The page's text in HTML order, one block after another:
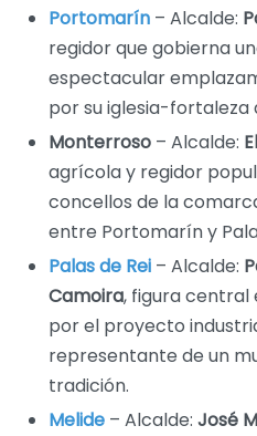
Portomarín – Alcalde:
regidor que gobierna
espectacular
por su iglesia-fortaleza
Monterroso – Alcalde:
agrícola y regidor
concellos de la
entre Portomarín y
Palas de Rei – Alcalde:
Camoira, figura
por el proyecto
representante de un
tradición.
Melide – Alcalde: José